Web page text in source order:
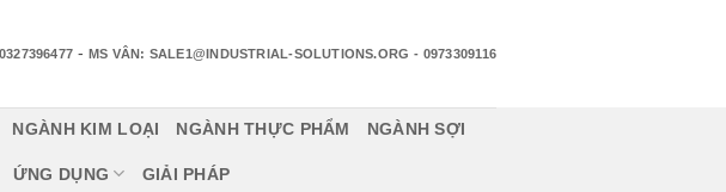
-MS VÂN: SALE1@INDUSTRIAL-SOLUTIONS.ORG - 0973309116
NGÀNH KIM LOẠI NGÀNH THỰC PHẨM NGÀNH SỢI
ỨNG DỤNG GIẢI PHÁP